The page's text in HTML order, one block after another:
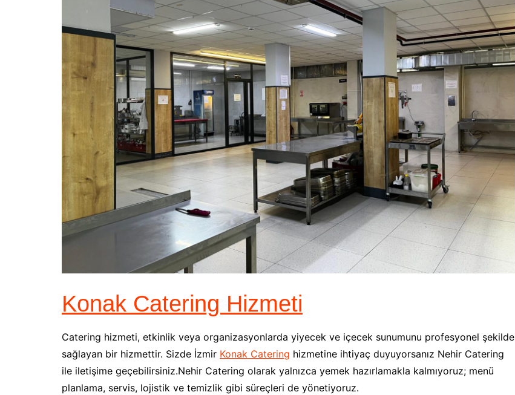
Konak Catering Hizmeti
Catering hizmeti, etkinlik veya organizasyonlarda yiyecek ve içecek sunumunu profesyonel şekilde
sağlayan bir hizmettir. Sizde İzmir Konak Catering hizmetine ihtiyaç duyuyorsanız Nehir Catering
ile iletişime geçebilirsiniz.Nehir Catering olarak yalnızca yemek hazırlamakla kalmıyoruz; menü
planlama, servis, lojistik ve temizlik gibi süreçleri de yönetiyoruz.